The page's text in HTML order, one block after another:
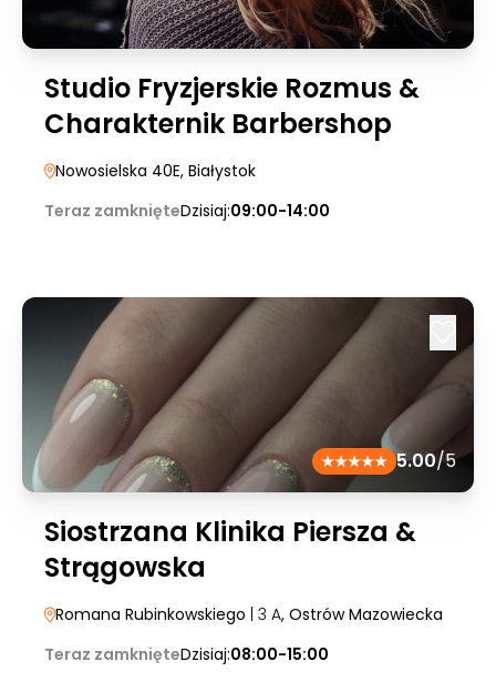
Studio Fryzjerskie Rozmus &
Charakternik Barbershop
Nowosielska 40E, Białystok
Teraz zamknięteDzisiaj:09:00-14:00
5.00/5
Siostrzana Klinika Piersza &
Strągowska
Romana Rubinkowskiego | 3 A, Ostrów Mazowiecka
Teraz zamknięteDzisiaj:08:00-15:00